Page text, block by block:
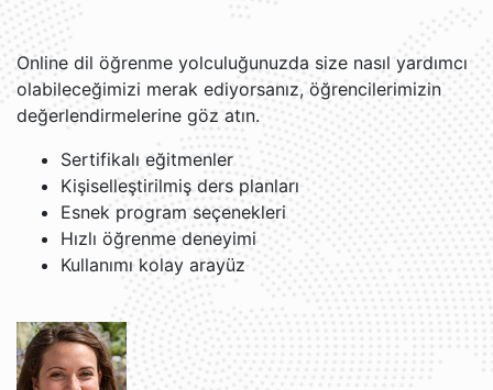
Online dil öğrenme yolculuğunuzda size nasıl yardımcı
olabileceğimizi merak ediyorsanız, öğrencilerimizin
değerlendirmelerine göz atın.
Sertifikalı eğitmenler
Kişiselleştirilmiş ders planları
Esnek program seçenekleri
Hızlı öğrenme deneyimi
Kullanımı kolay arayüz